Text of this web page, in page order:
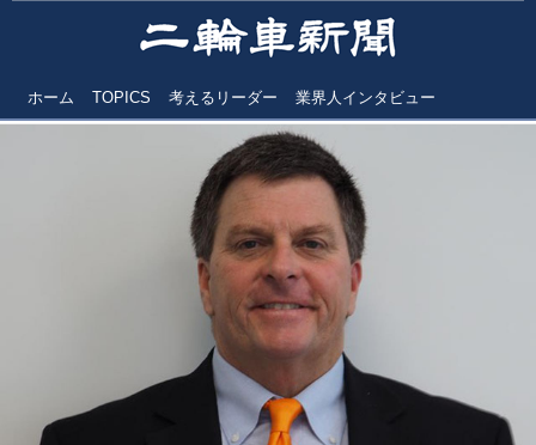
ホーム TOPICS 考えるリーダー 業界人インタビュー